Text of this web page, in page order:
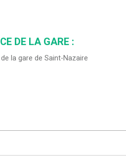
DE LA GARE :
la gare de Saint-Nazaire